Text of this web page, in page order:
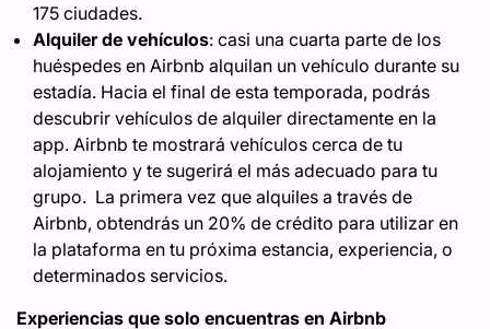
175 ciudades.
Alquiler de vehículos: casi una cuarta parte de los
huéspedes en Airbnb alquilan un vehículo durante su
estadía. Hacia el final de esta temporada, podrás
descubrir vehículos de alquiler directamente en la
app. Airbnb te mostrará vehículos cerca de tu
alojamiento y te sugerirá el más adecuado para tu
grupo. La primera vez que alquiles a través de
Airbnb, obtendrás un 20% de crédito para utilizar en
la plataforma en tu próxima estancia, experiencia, o
determinados servicios.
Experiencias que solo encuentras en Airbnb